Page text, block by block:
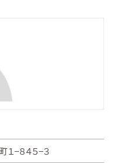
−８４５−３